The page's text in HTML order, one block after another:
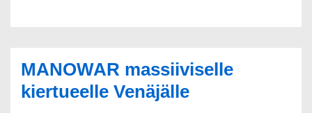
MANOWAR massiiviselle
kiertueelle Venäjälle